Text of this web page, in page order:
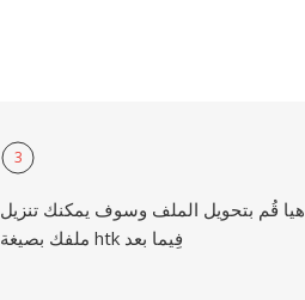
3
هيا قُم بتحويل الملف وسوف يمكنك تنزيل
ملفك بصيغة htk فِيما بعد